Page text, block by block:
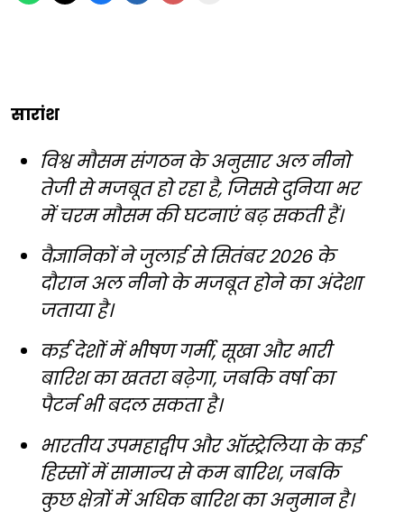
सारांश
विश्व मौसम संगठन के अनुसार अल नीनो
तेजी से मजबूत हो रहा है, जिससे दुनिया भर
में चरम मौसम की घटनाएं बढ़ सकती हैं।
वैज्ञानिकों ने जुलाई से सितंबर 2026 के
दौरान अल नीनो के मजबूत होने का अंदेशा
जताया है।
कई देशों में भीषण गर्मी, सूखा और भारी
बारिश का खतरा बढ़ेगा, जबकि वर्षा का
पैटर्न भी बदल सकता है।
भारतीय उपमहाद्वीप और ऑस्ट्रेलिया के कई
हिस्सों में सामान्य से कम बारिश, जबकि
कुछ क्षेत्रों में अधिक बारिश का अनुमान है।